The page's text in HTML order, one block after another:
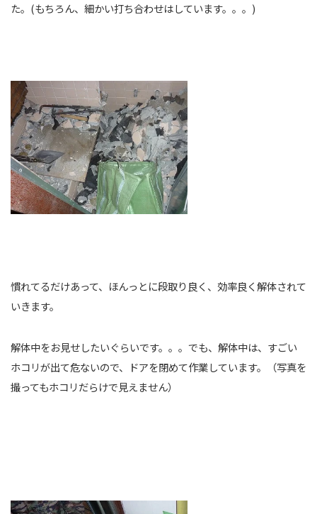
た。(もちろん、細かい打ち合わせはしています。。。)
慣れてるだけあって、ほんっとに段取り良く、効率良く解体されて
いきます。
解体中をお見せしたいぐらいです。。。でも、解体中は、すごい
ホコリが出て危ないので、ドアを閉めて作業しています。（写真を
撮ってもホコリだらけで見えません）